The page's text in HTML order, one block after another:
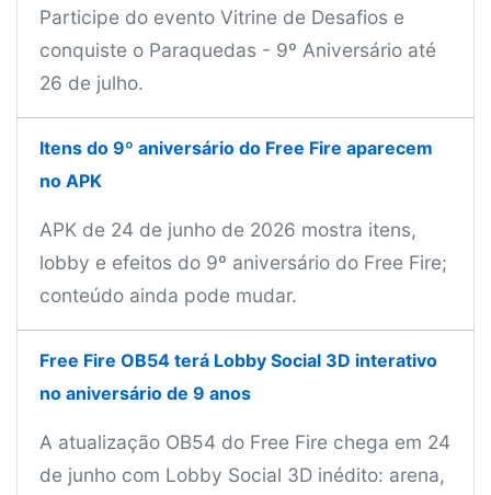
Participe do evento Vitrine de Desafios e
conquiste o Paraquedas - 9º Aniversário até
26 de julho.
Itens do 9º aniversário do Free Fire aparecem
no APK
APK de 24 de junho de 2026 mostra itens,
lobby e efeitos do 9º aniversário do Free Fire;
conteúdo ainda pode mudar.
Free Fire OB54 terá Lobby Social 3D interativo
no aniversário de 9 anos
A atualização OB54 do Free Fire chega em 24
de junho com Lobby Social 3D inédito: arena,